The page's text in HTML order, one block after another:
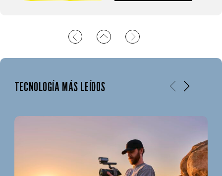
TECNOLOGÍA MÁS LEÍDOS